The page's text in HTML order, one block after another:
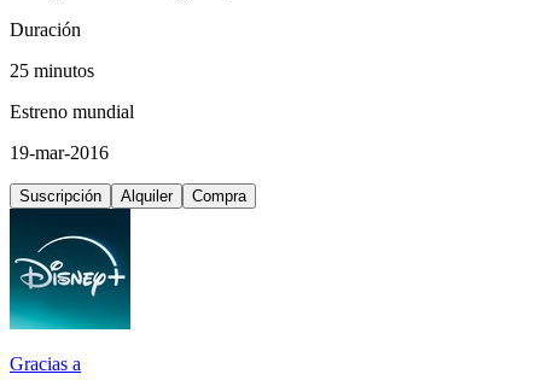
Duración
25 minutos
Estreno mundial
19-mar-2016
Suscripción Alquiler Compra
Gracias a